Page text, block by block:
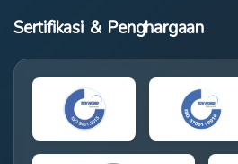
Sertifikasi & Penghargaan